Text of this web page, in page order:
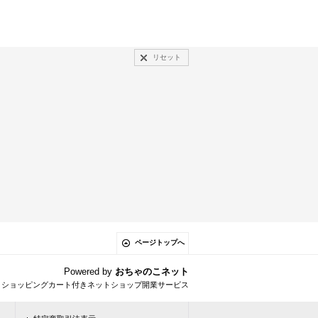
リセット
ページトップへ
Powered by おちゃのこネット
ョッピングカート付きネットショップ開業サービス